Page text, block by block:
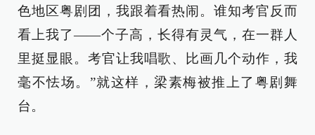
色地区粤剧团，我跟着看热闹。谁知考官反而
看上我了——个子高，长得有灵气，在一群人
里挺显眼。考官让我唱歌、比画几个动作，我
毫不怯场。”就这样，梁素梅被推上了粤剧舞
台。